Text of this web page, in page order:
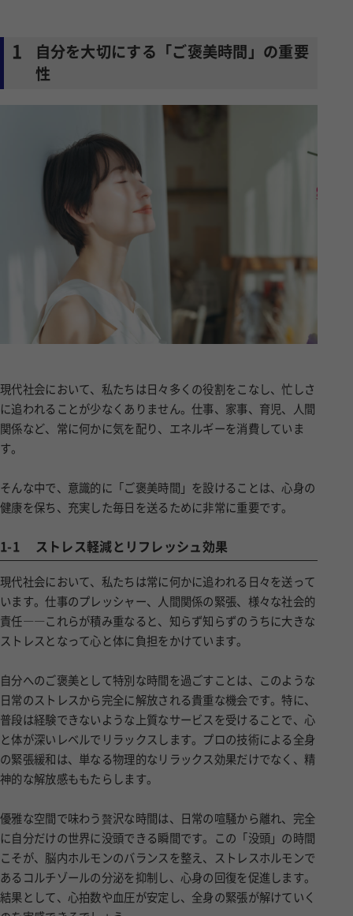
1
自分を大切にする「ご褒美時間」の重要
性
現代社会において、私たちは日々多くの役割をこなし、忙しさ
に追われることが少なくありません。仕事、家事、育児、人間
関係など、常に何かに気を配り、エネルギーを消費していま
す。
そんな中で、意識的に「ご褒美時間」を設けることは、心身の
健康を保ち、充実した毎日を送るために非常に重要です。
1-1 ストレス軽減とリフレッシュ効果
現代社会において、私たちは常に何かに追われる日々を送って
います。仕事のプレッシャー、人間関係の緊張、様々な社会的
責任――これらが積み重なると、知らず知らずのうちに大きな
ストレスとなって心と体に負担をかけています。
自分へのご褒美として特別な時間を過ごすことは、このような
日常のストレスから完全に解放される貴重な機会です。特に、
普段は経験できないような上質なサービスを受けることで、心
と体が深いレベルでリラックスします。プロの技術による全身
の緊張緩和は、単なる物理的なリラックス効果だけでなく、精
神的な解放感ももたらします。
優雅な空間で味わう贅沢な時間は、日常の喧騒から離れ、完全
に自分だけの世界に没頭できる瞬間です。この「没頭」の時間
こそが、脳内ホルモンのバランスを整え、ストレスホルモンで
あるコルチゾールの分泌を抑制し、心身の回復を促進します。
結果として、心拍数や血圧が安定し、全身の緊張が解けていく